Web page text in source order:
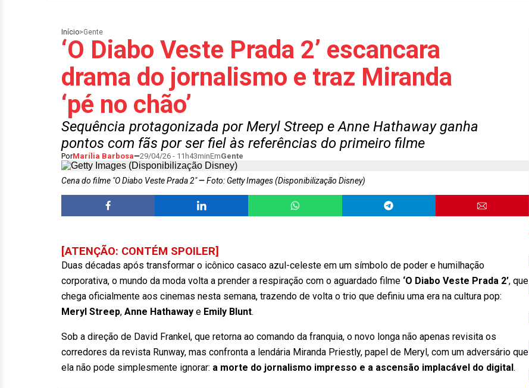
Início>Gente
‘O Diabo Veste Prada 2’ escancara
drama do jornalismo e traz Miranda
‘pé no chão’
Sequência protagonizada por Meryl Streep e Anne Hathaway ganha
pontos com fãs por ser fiel às referências do primeiro filme
PorMarília Barbosa 29/04/26 - 11h43minEmGente
Cena do filme "O Diabo Veste Prada 2" Foto: Getty Images (Disponibilização Disney)
[ATENÇÃO: CONTÉM SPOILER]
Duas décadas após transformar o icônico casaco azul-celeste em um símbolo de poder e humilhação
corporativa, o mundo da moda volta a prender a respiração com o aguardado filme ‘O Diabo Veste Prada 2’, que
chega oficialmente aos cinemas nesta semana, trazendo de volta o trio que definiu uma era na cultura pop:
Meryl Streep, Anne Hathaway e Emily Blunt.
Sob a direção de David Frankel, que retorna ao comando da franquia, o novo longa não apenas revisita os
corredores da revista Runway, mas confronta a lendária Miranda Priestly, papel de Meryl, com um adversário que
ela não pode simplesmente ignorar: a morte do jornalismo impresso e a ascensão implacável do digital.